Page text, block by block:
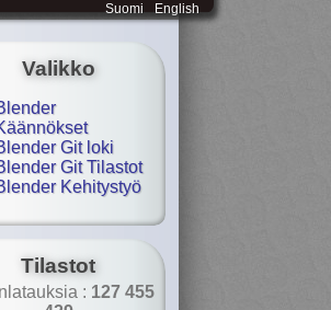
Suomi English
Valikko
Git loki
Git Tilastot
Kehitystyö
Tilastot
: 127 455